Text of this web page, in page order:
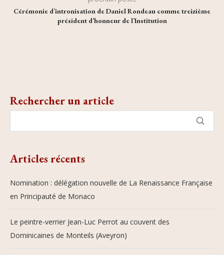
Cérémonie d’intronisation de Daniel Rondeau comme treizième
président d’honneur de l’Institution
Rechercher un article
Articles récents
Nomination : délégation nouvelle de La Renaissance Française
en Principauté de Monaco
Le peintre-verrier Jean-Luc Perrot au couvent des
Dominicaines de Monteils (Aveyron)